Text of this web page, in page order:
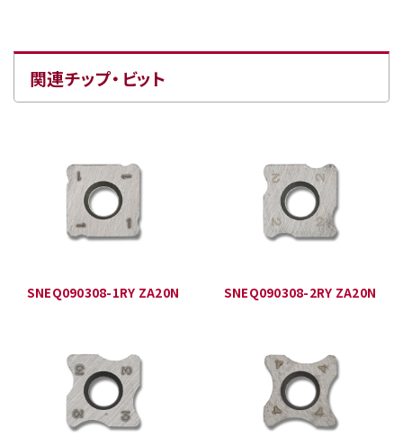
関連チップ・ビット
SNEQ090308-1RY ZA20N SNEQ090308-2RY ZA20N